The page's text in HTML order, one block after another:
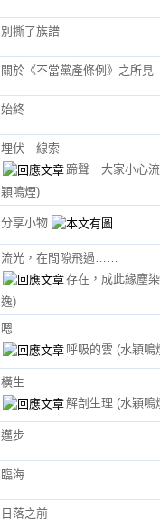
別撕了族譜
關於《不當黨產條例》之所見
始終
埋伏 線索
蹄聲－大家小心
穎鳴煙)
分享小物
流光，在間隙飛過……
存在，成此緣塵
逸)
嗯
呼吸的雲 (水穎鳴
橫生
解剖生理 (水穎鳴
邁步
臨海
日落之前